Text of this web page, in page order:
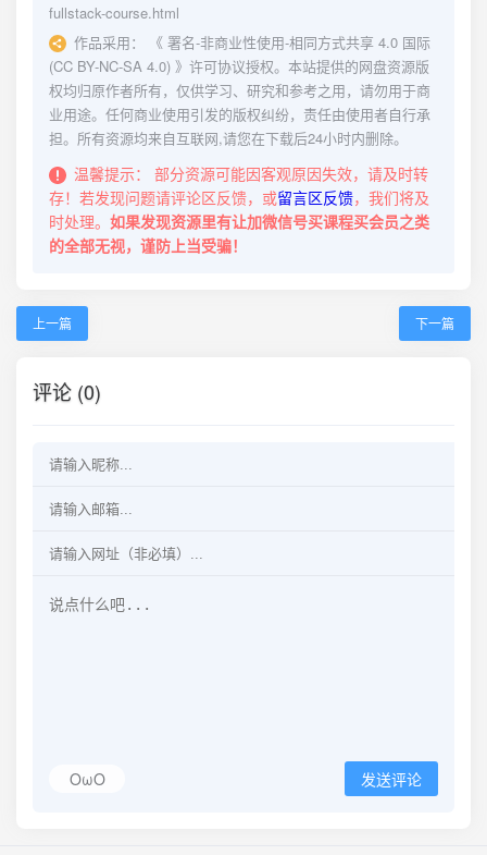
fullstack-course.html
作品采用：
《 署名-非商业性使用-相同方式共享 4.0 国际
(CC BY-NC-SA 4.0) 》许可协议授权。本站提供的网盘资源版
权均归原作者所有，仅供学习、研究和参考之用，请勿用于商
业用途。任何商业使用引发的版权纠纷，责任由使用者自行承
担。所有资源均来自互联网,请您在下载后24小时内删除。
温馨提示：
部分资源可能因客观原因失效，请及时转
存！若发现问题请评论区反馈，或留言区反馈，我们将及
时处理。 如果发现资源里有让加微信号买课程买会员之类
的全部无视，谨防上当受骗！
上一篇 下一篇
评论 (0)
OωO 发送评论